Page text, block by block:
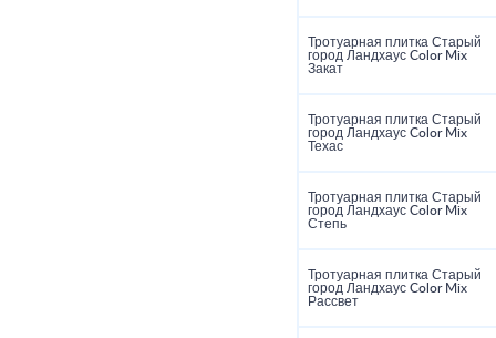
Тротуарная плитка Старый
город Ландхаус Color Mix
Закат
Тротуарная плитка Старый
город Ландхаус Color Mix
Техас
Тротуарная плитка Старый
город Ландхаус Color Mix
Степь
Тротуарная плитка Старый
город Ландхаус Color Mix
Рассвет